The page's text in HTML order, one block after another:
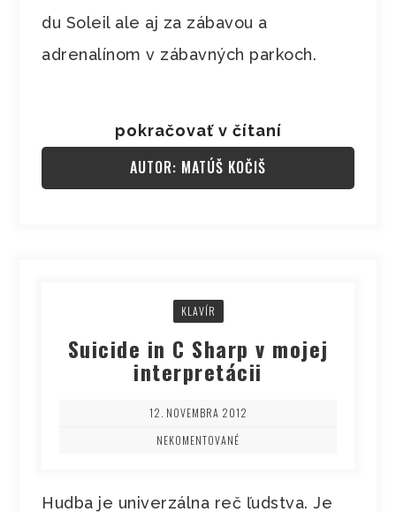
du Soleil ale aj za zábavou a
adrenalínom v zábavných parkoch.
pokračovať v čítaní
AUTOR: MATÚŠ KOČIŠ
KLAVÍR
Suicide in C Sharp v mojej
interpretácii
12. NOVEMBRA 2012
NEKOMENTOVANÉ
Hudba je univerzálna reč ľudstva. Je